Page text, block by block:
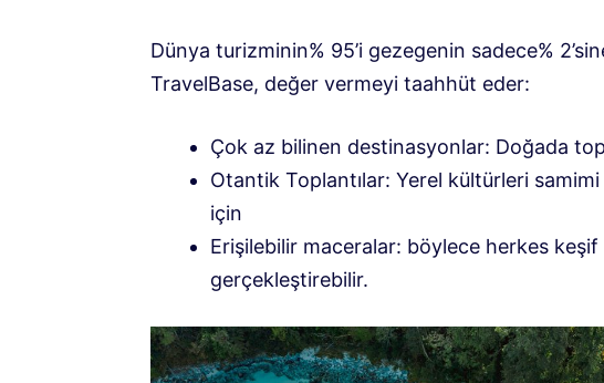
Dünya turizminin% 95’i gezegenin sadece%
TravelBase, değer vermeyi taahhüt eder:
Çok az bilinen destinasyonlar: Doğada
Otantik Toplantılar: Yerel kültürleri
için
Erişilebilir maceralar: böylece herkes
gerçekleştirebilir.